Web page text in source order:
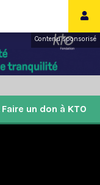
Contenu sponsorisé
Faire un don à KTO